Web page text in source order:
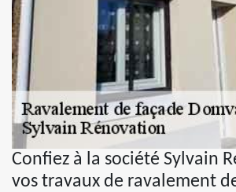
Confiez à la société Sylvain
vos travaux de ravalement